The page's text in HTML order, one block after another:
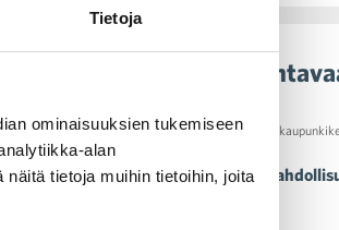
Tietoja
ominaisuuksien tukemiseen
alan
tietoja muihin tietoihin, joita
Ajankohtaista
06.05.2021 08:49 kuntavaalit
erikoiskauppa
Annetaan erikoiskaupoille